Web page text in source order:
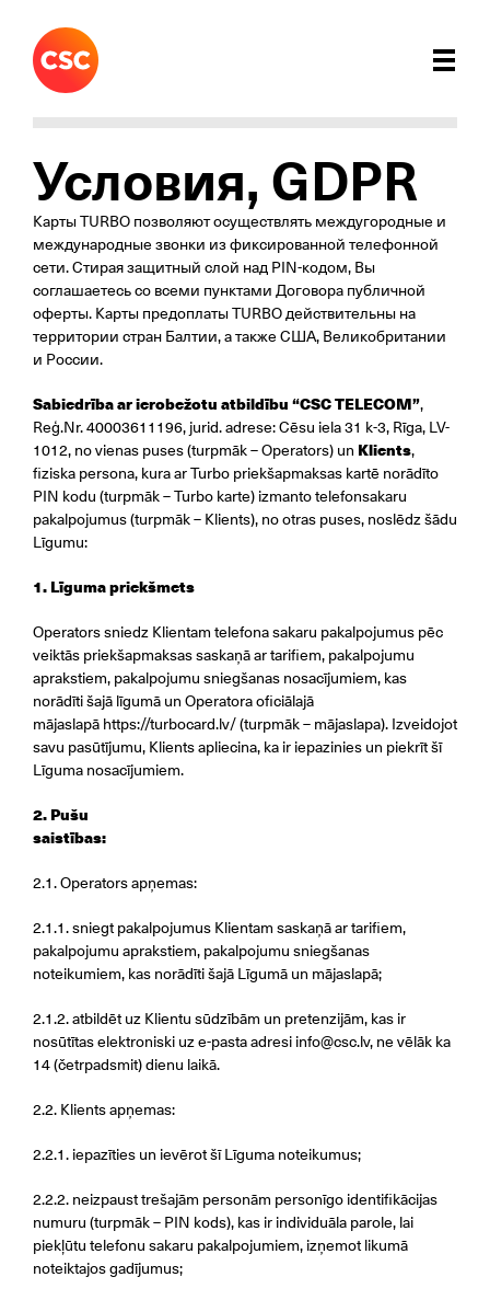
Условия, GDPR
Карты TURBO позволяют осуществлять междугородные и
международные звонки из фиксированной телефонной
сети. Стирая защитный слой над PIN-кодом, Вы
соглашаетесь со всеми пунктами Договора публичной
оферты. Карты предоплаты TURBO действительны на
территории стран Балтии, а также США, Великобритании
и России.
Sabiedrība ar ierobežotu atbildību “CSC TELECOM”,
Reģ.Nr. 40003611196, jurid. adrese: Cēsu iela 31 k-3, Rīga, LV-
1012, no vienas puses (turpmāk – Operators) un Klients,
fiziska persona, kura ar Turbo priekšapmaksas kartē norādīto
PIN kodu (turpmāk – Turbo karte) izmanto telefonsakaru
pakalpojumus (turpmāk – Klients), no otras puses, noslēdz šādu
Līgumu:
1. Līguma priekšmets
Operators sniedz Klientam telefona sakaru pakalpojumus pēc
veiktās priekšapmaksas saskaņā ar tarifiem, pakalpojumu
aprakstiem, pakalpojumu sniegšanas nosacījumiem, kas
norādīti šajā līgumā un Operatora oficiālajā
mājaslapāhttps://turbocard.lv/(turpmāk – mājaslapa). Izveidojot
savu pasūtījumu, Klients apliecina, ka ir iepazinies un piekrīt šī
Līguma nosacījumiem.
2. Pušu
2.1. Operators apņemas:
2.1.1. sniegt pakalpojumus Klientam saskaņā ar tarifiem,
pakalpojumu aprakstiem, pakalpojumu sniegšanas
noteikumiem, kas norādīti šajā Līgumā un mājaslapā;
2.1.2. atbildēt uz Klientu sūdzībām un pretenzijām, kas ir
nosūtītas elektroniski uz e-pasta adresiinfo@csc.lv, ne vēlāk ka
14 (četrpadsmit) dienu laikā.
2.2. Klients apņemas:
2.2.1. iepazīties un ievērot šī Līguma noteikumus;
2.2.2. neizpaust trešajām personām personīgo identifikācijas
numuru (turpmāk – PIN kods), kas ir individuāla parole, lai
piekļūtu telefonu sakaru pakalpojumiem, izņemot likumā
noteiktajos gadījumus;